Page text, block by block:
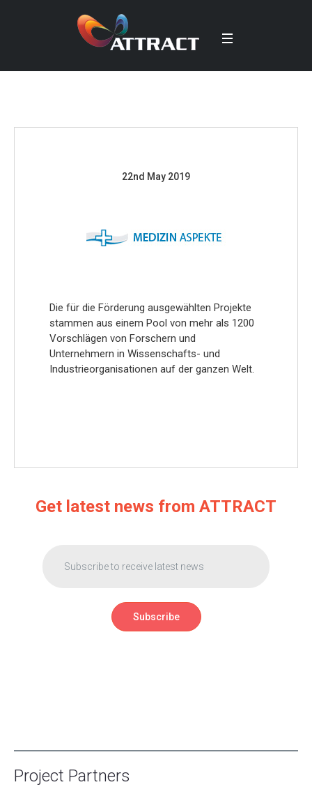
22nd May 2019
Die für die Förderung ausgewählten Projekte
stammen aus einem Pool von mehr als 1200
Vorschlägen von Forschern und
Unternehmern in Wissenschafts- und
Industrieorganisationen auf der ganzen Welt.
Get latest news from ATTRACT
Project Partners